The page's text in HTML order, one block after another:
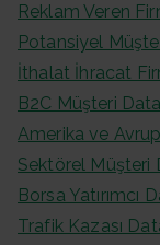
Reklam Veren
Potansiyel
İthalat İhracat
B2C Müşteri
Amerika ve
Sektörel Müşteri
Borsa Yatırımcı
Trafik Kazası